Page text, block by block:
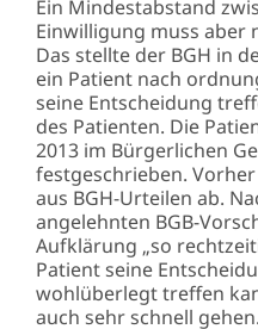
Ein Mindestabstand
Einwilligung muss aber
Das stellte der BGH in
ein Patient nach
seine Entscheidung
des Patienten. Die
2013 im Bürgerlichen
festgeschrieben.
aus BGH-Urteilen ab.
angelehnten BGB-
Aufklärung „so
Patient seine
wohlüberlegt treffen
auch sehr schnell